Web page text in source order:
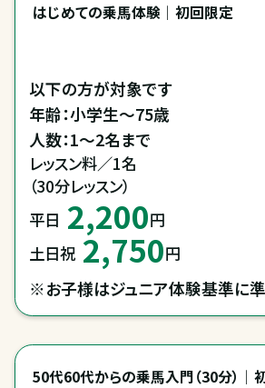
はじめての乗馬体験｜初回限定
以下の方が対象です
年齢：小学生～75歳
レッスン料／1名
（30分レッスン）
平日 2,200円
土日祝 2,750円
※お子様はジュニア体験基準に準
50代60代からの乗馬入門（30分）｜